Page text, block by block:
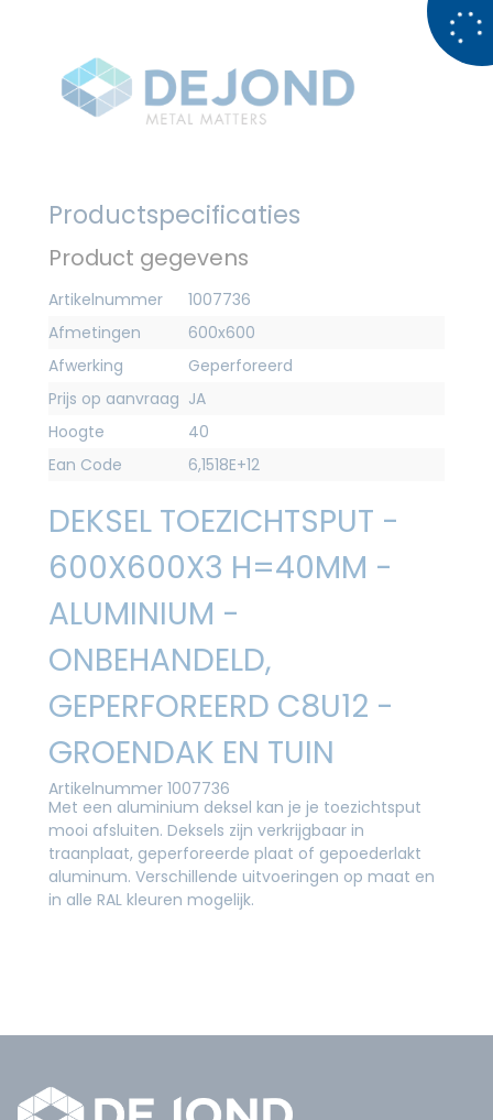
Productspecificaties
Product gegevens
Artikelnummer
1007736
Afmetingen
600x600
Afwerking
Geperforeerd
Prijs op aanvraag JA
Hoogte
40
Ean Code
6,1518E+12
DEKSEL TOEZICHTSPUT -
600X600X3 H=40MM -
ALUMINIUM -
ONBEHANDELD,
GEPERFOREERD C8U12 -
GROENDAK EN TUIN
Artikelnummer 1007736
Met een aluminium deksel kan je je toezichtsput
mooi afsluiten. Deksels zijn verkrijgbaar in
traanplaat, geperforeerde plaat of gepoederlakt
aluminum. Verschillende uitvoeringen op maat en
in alle RAL kleuren mogelijk.